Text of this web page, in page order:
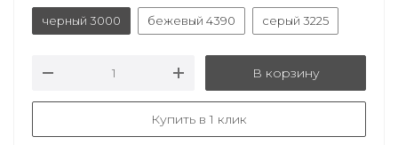
черный 3000
бежевый 4390 серый 3225
В корзину
Купить в 1 клик